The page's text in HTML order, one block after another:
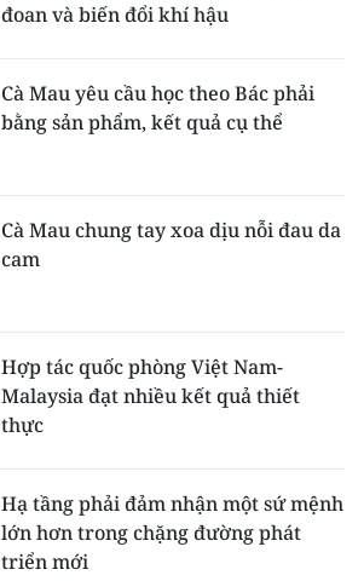
đoan và biến đổi khí hậu
Cà Mau yêu cầu học theo Bác phải
bằng sản phẩm, kết quả cụ thể
Cà Mau chung tay xoa dịu nỗi đau da
cam
Hợp tác quốc phòng Việt Nam-
Malaysia đạt nhiều kết quả thiết
thực
Hạ tầng phải đảm nhận một sứ mệnh
lớn hơn trong chặng đường phát
triển mới